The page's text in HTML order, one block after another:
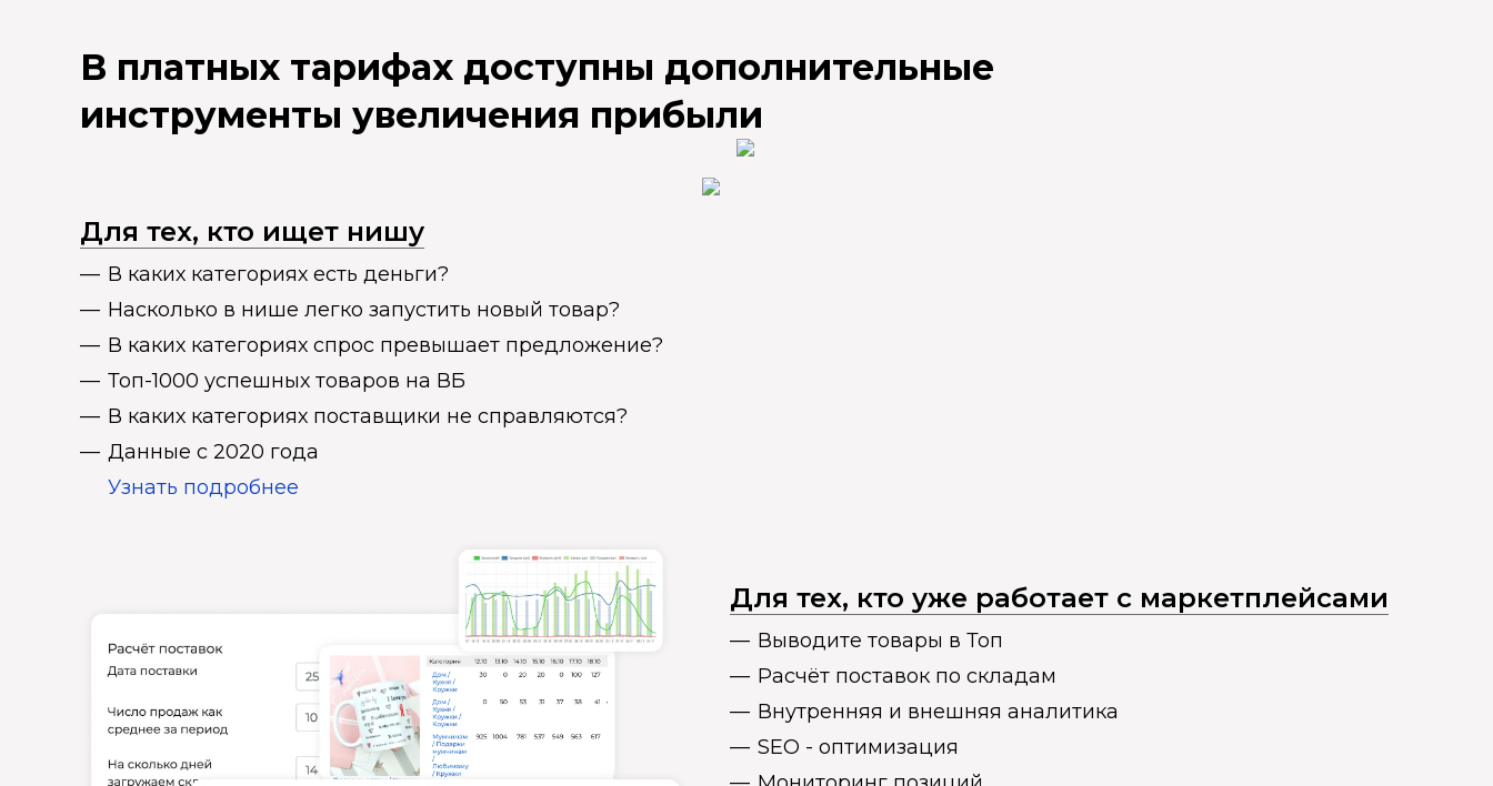
В платных тарифах доступны дополнительные
инструменты увеличения прибыли
Для тех, кто ищет нишу
В каких категориях есть деньги?
Насколько в нише легко запустить новый товар?
В каких категориях спрос превышает предложение?
Топ-1000 успешных товаров на ВБ
В каких категориях поставщики не справляются?
Данные с 2020 года
Узнать подробнее
Для тех, кто уже работает с маркетплейсами
Выводите товары в Топ
Расчёт поставок по складам
Внутренняя и внешняя аналитика
SEO - оптимизация